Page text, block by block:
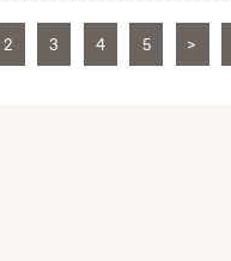
2 3 4 5 >